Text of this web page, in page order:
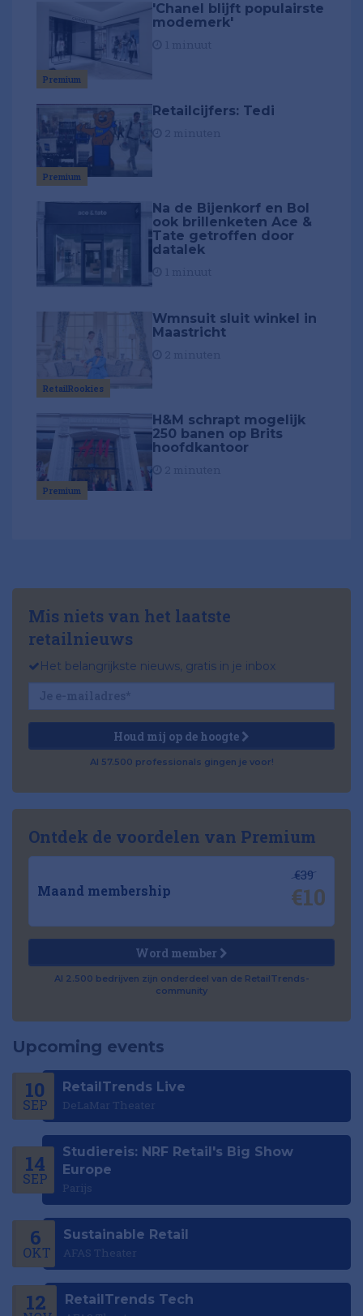
Premium
'Chanel blijft populairste
modemerk'
Premium
Retailcijfers: Tedi
Na de Bijenkorf en Bol
ook brillenketen Ace &
Tate getroffen door
datalek
RetailRookies
Wmnsuit sluit winkel in
Maastricht
Premium
H&M schrapt mogelijk
250 banen op Brits
hoofdkantoor
Mis niets van het laatste
retailnieuws
Het belangrijkste nieuws, gratis in je inbox
Houd mij op de hoogte
Al 57.500 professionals gingen je voor!
Ontdek de voordelen van Premium
Maand membership
€39
€10
Word member
Al 2.500 bedrijven zijn onderdeel van de RetailTrends-
community
Upcoming events
10
SEP
RetailTrends Live
DeLaMar Theater
14
SEP
Studiereis: NRF Retail's Big Show
Europe
Parijs
6
OKT
Sustainable Retail
AFAS Theater
12 RetailTrends Tech